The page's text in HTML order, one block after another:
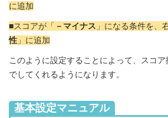
に追加
■スコアが「 －マイナス 」になる条件を、
性 」に追加
このように設定することによって、スコ
でしてくれる ようになります。
基本設定マニュアル